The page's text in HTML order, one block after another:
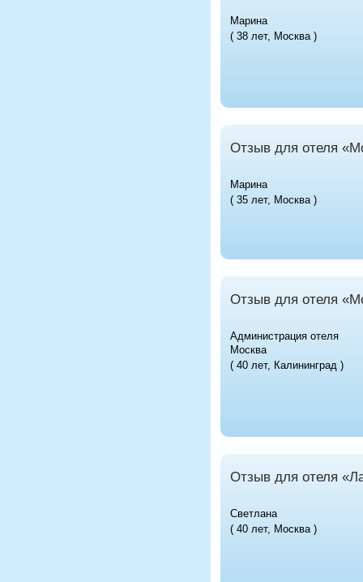
Марина
( 38 лет, Москва )
Отзыв для отеля
Марина
( 35 лет, Москва )
Отзыв для отеля
Администрация отеля
Москва
( 40 лет, Калининград )
Отзыв для отеля
Светлана
( 40 лет, Москва )